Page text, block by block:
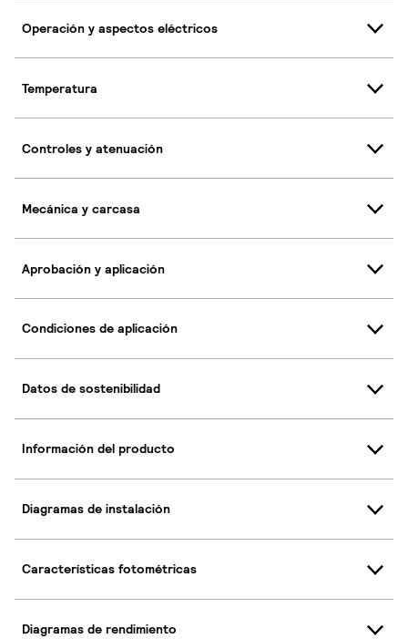
Operación y aspectos eléctricos
Temperatura
Controles y atenuación
Mecánica y carcasa
Aprobación y aplicación
Condiciones de aplicación
Datos de sostenibilidad
Información del producto
Diagramas de instalación
Características fotométricas
Diagramas de rendimiento